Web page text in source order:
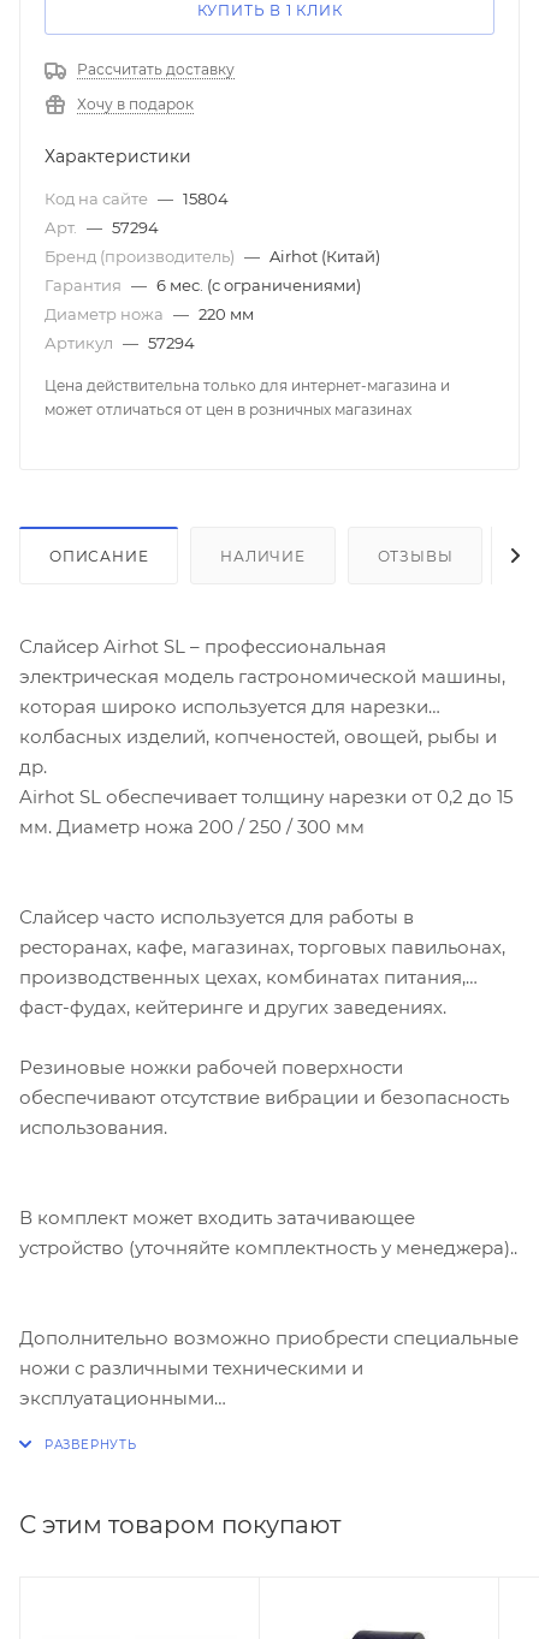
КУПИТЬ В 1 КЛИК
Рассчитать доставку
Хочу в подарок
Характеристики
Код на сайте — 15804
Арт. — 57294
Бренд (производитель) — Airhot (Китай)
Гарантия — 6 мес. (с ограничениями)
Диаметр ножа — 220 мм
Артикул — 57294
Цена действительна только для интернет-магазина и
может отличаться от цен в розничных магазинах
ОПИСАНИЕ НАЛИЧИЕ ОТЗЫВЫ
Слайсер Airhot SL – профессиональная
электрическая модель гастрономической машины,
которая широко используется для нарезки
колбасных изделий, копченостей, овощей, рыбы и
др.
Airhot SL обеспечивает толщину нарезки от 0,2 до 15
мм. Диаметр ножа 200 / 250 / 300 мм
Слайсер часто используется для работы в
ресторанах, кафе, магазинах, торговых павильонах,
производственных цехах, комбинатах питания,
фаст-фудах, кейтеринге и других заведениях.
Резиновые ножки рабочей поверхности
обеспечивают отсутствие вибрации и безопасность
использования.
В комплект может входить затачивающее
устройство (уточняйте комплектность у менеджера)..
Дополнительно возможно приобрести специальные
ножи с различными техническими и
эксплуатационными
С этим товаром покупают